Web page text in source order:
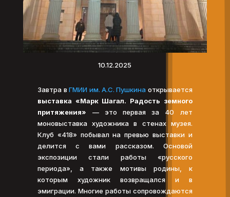
10.12.2025
Завтра вГМИИ им. А.С. Пушкина открывается
выставка «Марк Шагал. Радость земного
притяжения» — это первая за 40 лет
моновыставка художника в стенах музея.
Клуб «418» побывал на превью выставки и
делится с вами рассказом. Основой
экспозиции стали работы «русского
периода», а также мотивы родины, к
которым художник возвращался и в
эмиграции. Многие работы сопровождаются